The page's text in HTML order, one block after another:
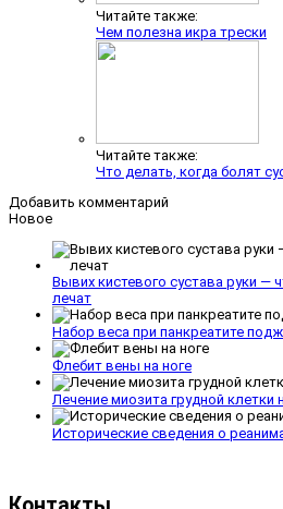
Читайте также:
Чем полезна икра трески
Читайте также:
Что делать, когда болят
Добавить комментарий
Новое
Вывих кистевого сустава руки —
лечат
Набор веса при панкреатите
Флебит вены на ноге
Лечение миозита грудной
Исторические сведения о